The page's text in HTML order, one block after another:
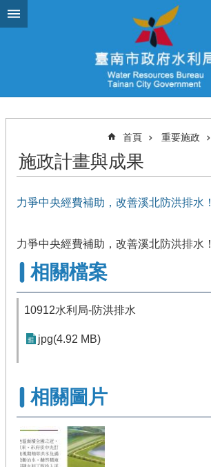
跳到主要內容區塊
首頁 重要施政
施政計畫與成果
力爭中央經費補助，改善溪北防洪排水！
力爭中央經費補助，改善溪北防洪排水！
相關檔案
10912水利局-防洪排水
jpg(4.92 MB)
相關圖片